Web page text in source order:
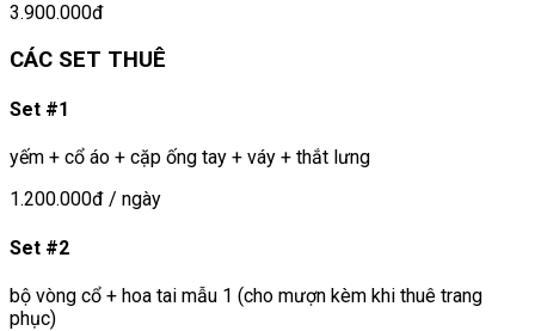
3.900.000đ
CÁC SET THUÊ
Set #1
yếm + cổ áo + cặp ống tay + váy + thắt lưng
1.200.000đ / ngày
Set #2
bộ vòng cổ + hoa tai mẫu 1 (cho mượn kèm khi thuê trang
phục)